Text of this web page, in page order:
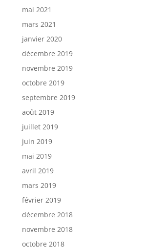
mai 2021
mars 2021
janvier 2020
décembre 2019
novembre 2019
octobre 2019
septembre 2019
août 2019
juillet 2019
juin 2019
mai 2019
avril 2019
mars 2019
février 2019
décembre 2018
novembre 2018
octobre 2018